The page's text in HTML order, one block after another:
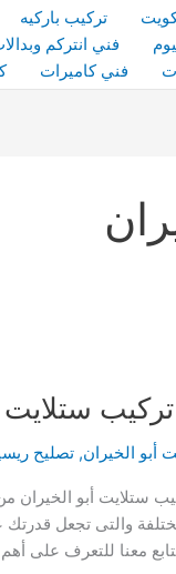
تركيب باركيه
فني انتركم
فني كاميرات
أبو الخيران, تصليح
في يوم إلى فني ستلايت بنيدر / 69922265
والتى تجعل قدرتك
معنا للتعرف على